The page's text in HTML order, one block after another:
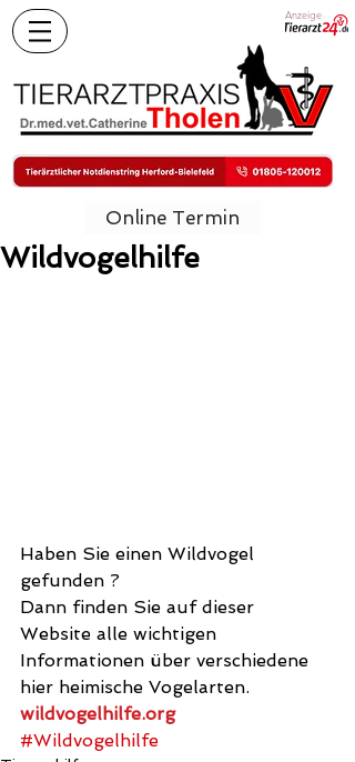
Anzeige
Online Termin
Wildvogelhilfe
Haben Sie einen Wildvogel
gefunden ?
Dann finden Sie auf dieser
Website alle wichtigen
Informationen über verschiedene
hier heimische Vogelarten.
wildvogelhilfe.org
#Wildvogelhilfe